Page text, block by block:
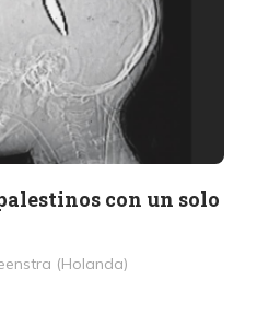
con un solo
(Holanda)